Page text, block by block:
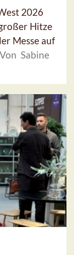
2026
Hitze
Messe auf
Von Sabine